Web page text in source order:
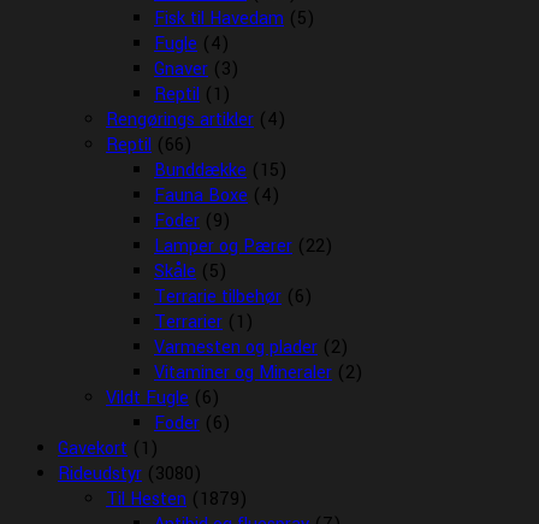
Fisk til Havedam (5)
Fugle (4)
Gnaver (3)
Reptil (1)
Rengørings artikler (4)
Reptil (66)
Bunddække (15)
Fauna Boxe (4)
Foder (9)
Lamper og Pærer (22)
Skåle (5)
Terrarie tilbehør (6)
Terrarier (1)
Varmesten og plader (2)
Vitaminer og Mineraler (2)
Vildt Fugle (6)
Foder (6)
Gavekort (1)
Rideudstyr (3080)
Til Hesten (1879)